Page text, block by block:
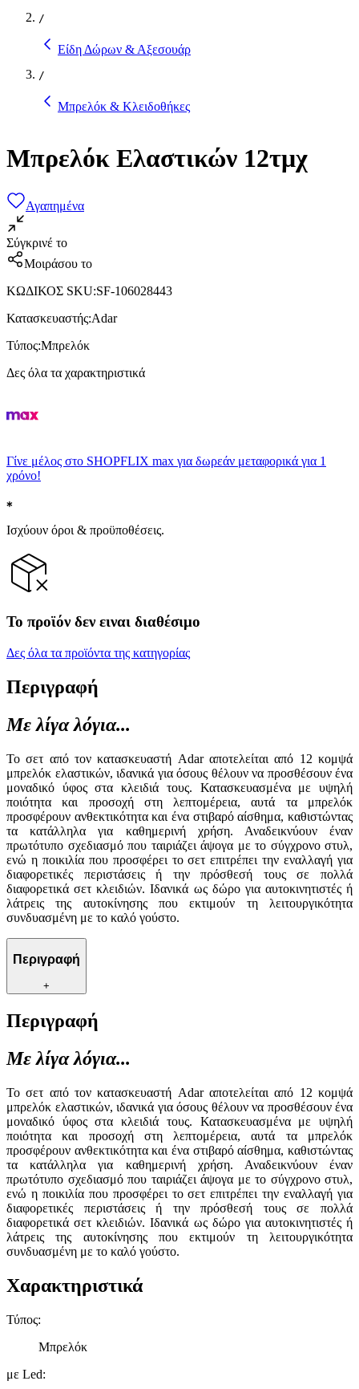
/
Είδη Δώρων & Αξεσουάρ
/
Μπρελόκ & Κλειδοθήκες
Μπρελόκ Ελαστικών 12τμχ
Αγαπημένα
Σύγκρινέ το
Μοιράσου το
ΚΩΔΙΚΟΣ SKU:SF-106028443
Κατασκευαστής:Adar
Τύπος:Μπρελόκ
Δες όλα τα χαρακτηριστικά
Γίνε μέλος στο SHOPFLIX max για δωρεάν μεταφορικά για 1
χρόνο!
Ισχύουν όροι & προϋποθέσεις.
Το προϊόν δεν ειναι διαθέσιμο
Δες όλα τα προϊόντα της κατηγορίας
Περιγραφή
Με λίγα λόγια...
Το σετ από τον κατασκευαστή Adar αποτελείται από 12 κομψά
μπρελόκ ελαστικών, ιδανικά για όσους θέλουν να προσθέσουν ένα
μοναδικό ύφος στα κλειδιά τους. Κατασκευασμένα με υψηλή
ποιότητα και προσοχή στη λεπτομέρεια, αυτά τα μπρελόκ
προσφέρουν ανθεκτικότητα και ένα στιβαρό αίσθημα, καθιστώντας
τα κατάλληλα για καθημερινή χρήση. Αναδεικνύουν έναν
πρωτότυπο σχεδιασμό που ταιριάζει άψογα με το σύγχρονο στυλ,
ενώ η ποικιλία που προσφέρει το σετ επιτρέπει την εναλλαγή για
διαφορετικές περιστάσεις ή την πρόσθεσή τους σε πολλά
διαφορετικά σετ κλειδιών. Ιδανικά ως δώρο για αυτοκινητιστές ή
λάτρεις της αυτοκίνησης που εκτιμούν τη λειτουργικότητα
συνδυασμένη με το καλό γούστο.
Περιγραφή
+
Περιγραφή
Με λίγα λόγια...
Το σετ από τον κατασκευαστή Adar αποτελείται από 12 κομψά
μπρελόκ ελαστικών, ιδανικά για όσους θέλουν να προσθέσουν ένα
μοναδικό ύφος στα κλειδιά τους. Κατασκευασμένα με υψηλή
ποιότητα και προσοχή στη λεπτομέρεια, αυτά τα μπρελόκ
προσφέρουν ανθεκτικότητα και ένα στιβαρό αίσθημα, καθιστώντας
τα κατάλληλα για καθημερινή χρήση. Αναδεικνύουν έναν
πρωτότυπο σχεδιασμό που ταιριάζει άψογα με το σύγχρονο στυλ,
ενώ η ποικιλία που προσφέρει το σετ επιτρέπει την εναλλαγή για
διαφορετικές περιστάσεις ή την πρόσθεσή τους σε πολλά
διαφορετικά σετ κλειδιών. Ιδανικά ως δώρο για αυτοκινητιστές ή
λάτρεις της αυτοκίνησης που εκτιμούν τη λειτουργικότητα
συνδυασμένη με το καλό γούστο.
Χαρακτηριστικά
Τύπος:
Μπρελόκ
με Led: